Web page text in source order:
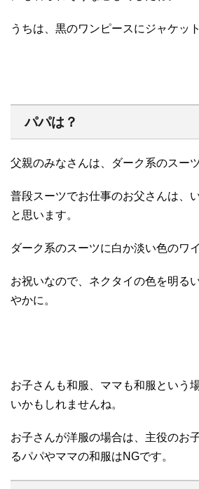
うちは、黒のワンピースにジャケッ
パパは？
父親のみなさんは、ダーク系のスー
普段スーツでお仕事のお父さんは、
と思います。
ダーク系のスーツに白か淡い色のワ
お祝いなので、ネクタイの色を明る
やかに。
お子さんも和服、ママも和服という
いかもしれませんね。
お子さんが洋服の場合は、主役のお
るパパやママの和服はNGです。